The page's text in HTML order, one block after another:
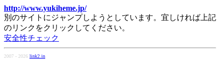
http://www.yukiheme.jp/
別のサイトにジャンプしようとしています。宜しければ上記
のリンクをクリックしてください。
安全性チェック
2007 - 2026 link2.in